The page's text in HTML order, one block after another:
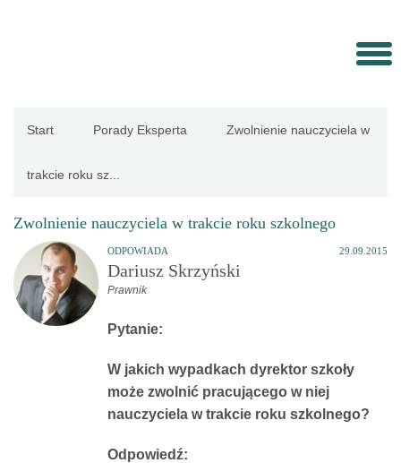
Porady
eksperta
Start Porady Eksperta Zwolnienie nauczyciela w
trakcie roku sz...
Zwolnienie nauczyciela w trakcie roku szkolnego
ODPOWIADA 29.09.2015
Dariusz Skrzyński
Prawnik
Pytanie:
W jakich wypadkach dyrektor szkoły
może zwolnić pracującego w niej
nauczyciela w trakcie roku szkolnego?
Odpowiedź: